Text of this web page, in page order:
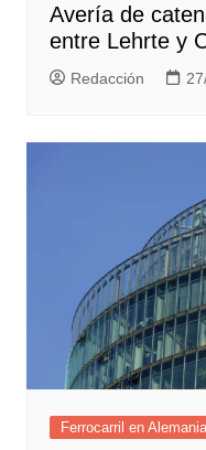
Avería de
entre Lehrte y
Redacción
Ferrocarril en Alemania